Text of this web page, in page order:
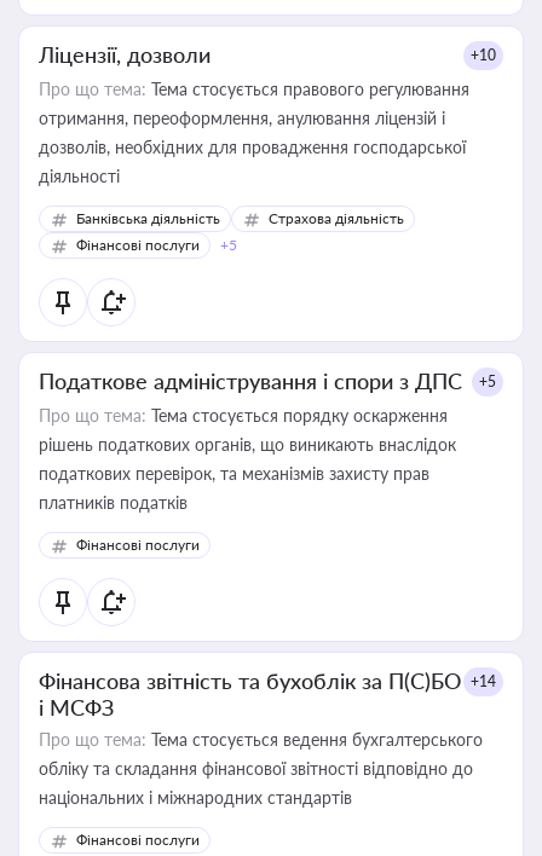
Ліцензії, дозволи +10
Про що тема: Тема стосується правового регулювання
отримання, переоформлення, анулювання ліцензій і
дозволів, необхідних для провадження господарської
діяльності
Банківська діяльність
Страхова діяльність
Фінансові послуги
+5
Податкове адміністрування і спори з ДПС +5
Про що тема: Тема стосується порядку оскарження
рішень податкових органів, що виникають внаслідок
податкових перевірок, та механізмів захисту прав
платників податків
Фінансові послуги
Фінансова звітність та бухоблік за П(С)БО
і МСФЗ
+14
Про що тема: Тема стосується ведення бухгалтерського
обліку та складання фінансової звітності відповідно до
національних і міжнародних стандартів
Фінансові послуги